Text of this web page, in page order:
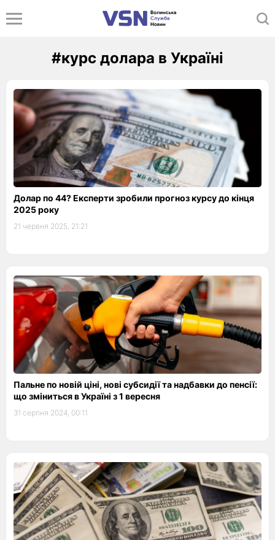
#курс долара в Україні
Долар по 44? Експерти зробили прогноз курсу до кінця
2025 року
21 червня 2025, 21:21
Пальне по новій ціні, нові субсидії та надбавки до пенсії:
що зміниться в Україні з 1 вересня
31 серпня 2024, 00:11